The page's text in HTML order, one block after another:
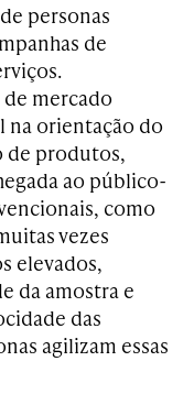
personas
de
mercado
na orientação do
de produtos,
ao público-
como
vezes
elevados,
da amostra e
das
agilizam essas